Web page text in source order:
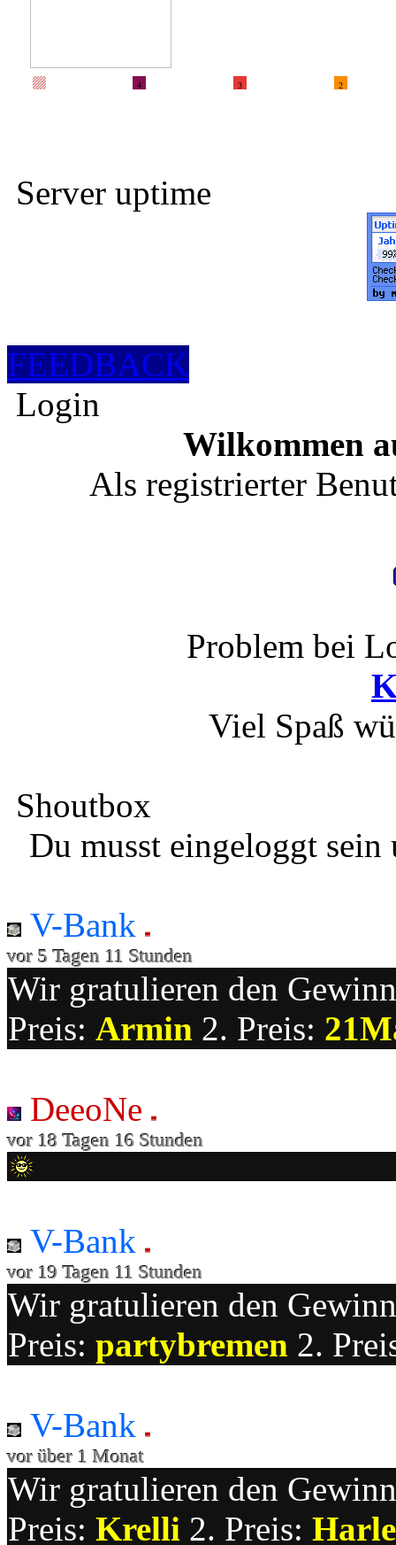
4 3 2
Server uptime
FEEDBACK
Login
Wilkommen
Als registrierter
Problem bei
Viel Spaß
Shoutbox
Du musst eingeloggt
V-Bank
vor 5 Tagen 11 Stunden
Wir gratulieren den
Preis: Armin 2. Preis:
DeeoNe
vor 18 Tagen 16 Stunden
V-Bank
vor 19 Tagen 11 Stunden
Wir gratulieren den
Preis: partybremen 2.
V-Bank
vor über 1 Monat
Wir gratulieren den
Preis: Krelli 2. Preis: